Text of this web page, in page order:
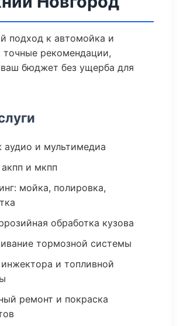
подход к автомойка и
точные рекомендации,
бюджет без ущерба для
и мультимедиа
и мкпп
мойка, полировка,
обработка кузова
тормозной системы
и топливной
ремонт и покраска